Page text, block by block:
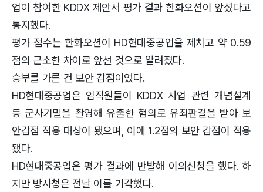
업이 참여한 KDDX 제안서 평가 결과 한화오션이 앞섰다고
통지했다.
평가 점수는 한화오션이 HD현대중공업을 제치고 약 0.59
점의 근소한 차이로 앞선 것으로 알려졌다.
승부를 가른 건 보안 감점이었다.
HD현대중공업은 임직원들이 KDDX 사업 관련 개념설계
등 군사기밀을 촬영해 유출한 혐의로 유죄판결을 받아 보
안감점 적용 대상이 됐으며, 이에 1.2점의 보안 감점이 적용
됐다.
HD현대중공업은 평가 결과에 반발해 이의신청을 했다. 하
지만 방사청은 전날 이를 기각했다.